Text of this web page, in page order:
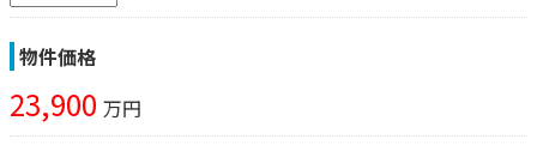
物件価格
23,900 万円